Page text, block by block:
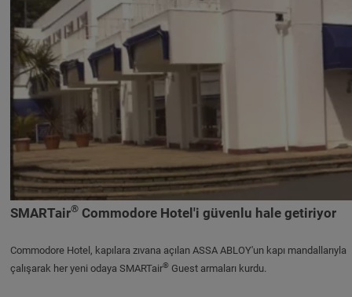
SMARTair®Commodore Hotel'i güvenlu hale getiriyor
Commodore Hotel, kapılara zıvana açılan ASSA ABLOY'un kapı mandallarıyla
çalışarak her yeni odaya SMARTair®Guest armaları kurdu.